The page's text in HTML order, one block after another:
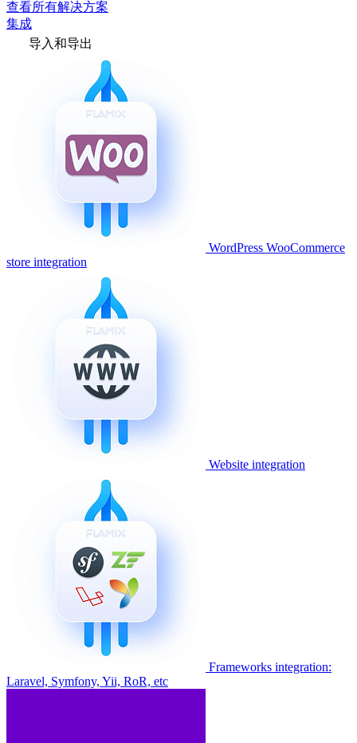
查看所有解决方案
集成
导入和导出
WordPress WooCommerce
store integration
Website integration
Frameworks integration:
Laravel, Symfony, Yii, RoR, etc